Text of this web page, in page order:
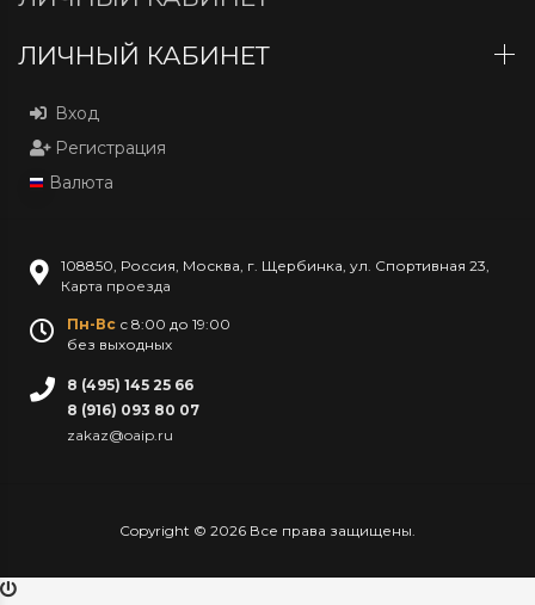
ЛИЧНЫЙ КАБИНЕТ
Вход
Регистрация
Валюта
108850, Россия, Москва, г. Щербинка, ул. Спортивная 23,
Карта проезда
Пн-Вс с 8:00 до 19:00
без выходных
8 (495) 145 25 66
8 (916) 093 80 07
zakaz@oaip.ru
Copyright © 2026 Все права защищены.